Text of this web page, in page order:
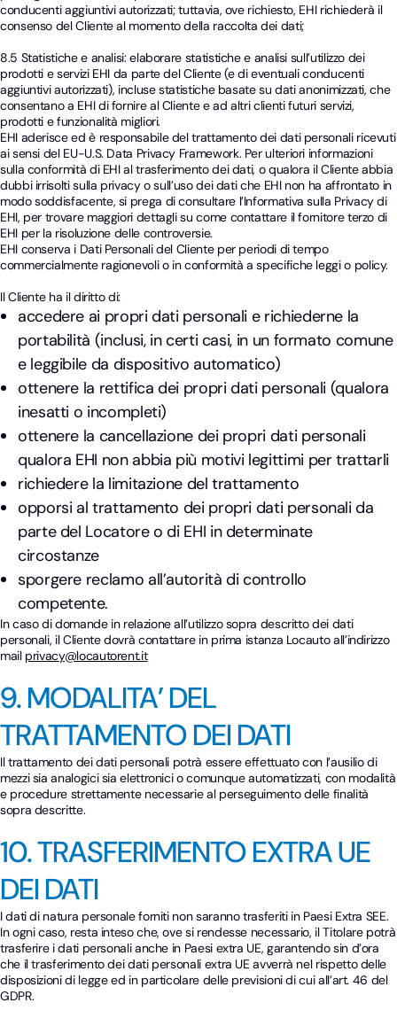
conducenti aggiuntivi autorizzati; tuttavia, ove richiesto, EHI richiederà il
consenso del Cliente al momento della raccolta dei dati;
8.5 Statistiche e analisi: elaborare statistiche e analisi sull’utilizzo dei
prodotti e servizi EHI da parte del Cliente (e di eventuali conducenti
aggiuntivi autorizzati), incluse statistiche basate su dati anonimizzati, che
consentano a EHI di fornire al Cliente e ad altri clienti futuri servizi,
prodotti e funzionalità migliori.
EHI aderisce ed è responsabile del trattamento dei dati personali ricevuti
ai sensi del EU-U.S. Data Privacy Framework. Per ulteriori informazioni
sulla conformità di EHI al trasferimento dei dati, o qualora il Cliente abbia
dubbi irrisolti sulla privacy o sull’uso dei dati che EHI non ha affrontato in
modo soddisfacente, si prega di consultare l’Informativa sulla Privacy di
EHI, per trovare maggiori dettagli su come contattare il fornitore terzo di
EHI per la risoluzione delle controversie.
EHI conserva i Dati Personali del Cliente per periodi di tempo
commercialmente ragionevoli o in conformità a specifiche leggi o policy.
Il Cliente ha il diritto di:
accedere ai propri dati personali e richiederne la
portabilità (inclusi, in certi casi, in un formato comune
e leggibile da dispositivo automatico)
ottenere la rettifica dei propri dati personali (qualora
inesatti o incompleti)
ottenere la cancellazione dei propri dati personali
qualora EHI non abbia più motivi legittimi per trattarli
richiedere la limitazione del trattamento
opporsi al trattamento dei propri dati personali da
parte del Locatore o di EHI in determinate
circostanze
sporgere reclamo all’autorità di controllo
competente.
In caso di domande in relazione all’utilizzo sopra descritto dei dati
personali, il Cliente dovrà contattare in prima istanza Locauto all’indirizzo
mail privacy@locautorent.it
9. MODALITA’ DEL
TRATTAMENTO DEI DATI
Il trattamento dei dati personali potrà essere effettuato con l’ausilio di
mezzi sia analogici sia elettronici o comunque automatizzati, con modalità
e procedure strettamente necessarie al perseguimento delle finalità
sopra descritte.
10. TRASFERIMENTO EXTRA UE
DEI DATI
I dati di natura personale forniti non saranno trasferiti in Paesi Extra SEE.
In ogni caso, resta inteso che, ove si rendesse necessario, il Titolare potrà
trasferire i dati personali anche in Paesi extra UE, garantendo sin d’ora
che il trasferimento dei dati personali extra UE avverrà nel rispetto delle
disposizioni di legge ed in particolare delle previsioni di cui all’art. 46 del
GDPR.